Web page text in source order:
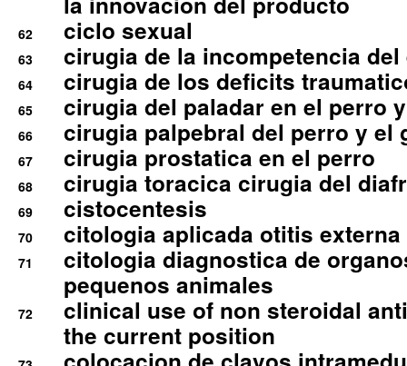
62 ciclo sexual
63 cirugia de la incompetencia
64 cirugia de los deficits
65 cirugia del paladar en el perro
66 cirugia palpebral del perro y el
67 cirugia prostatica en el perro
68 cirugia toracica cirugia del
69 cistocentesis
70 citologia aplicada otitis externa
71
citologia diagnostica de
pequenos animales
72
clinical use of non steroidal
the current position